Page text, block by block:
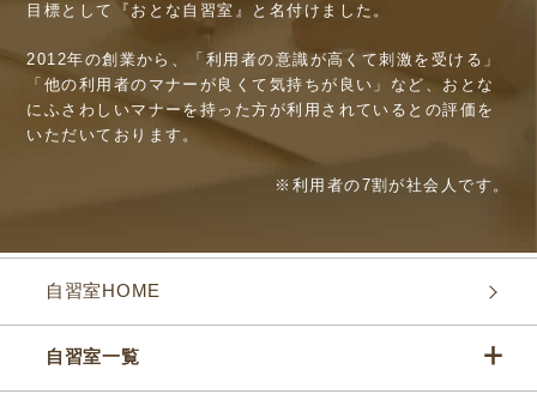
目標として『おとな自習室』と名付けました。
2012年の創業から、「利用者の意識が高くて刺激を受ける」
「他の利用者のマナーが良くて気持ちが良い」など、おとな
にふさわしいマナーを持った方が利用されているとの評価を
いただいております。
※利用者の7割が社会人です。
自習室HOME
自習室一覧